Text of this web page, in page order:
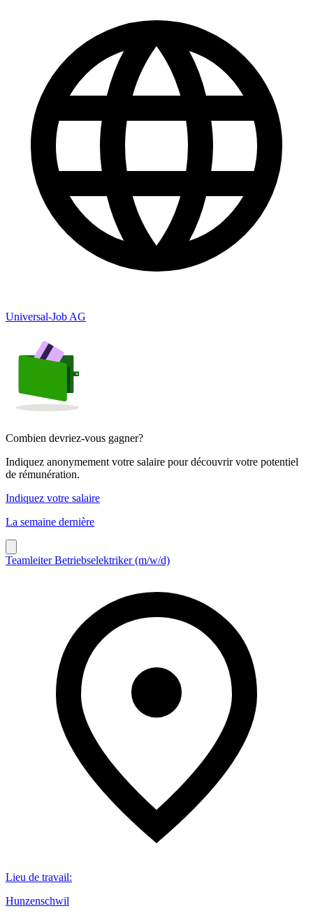
Universal-Job AG
Combien devriez-vous gagner?
Indiquez anonymement votre salaire pour découvrir votre potentiel
de rémunération.
Indiquez votre salaire
La semaine dernière
Teamleiter Betriebselektriker (m/w/d)
Lieu de travail:
Hunzenschwil